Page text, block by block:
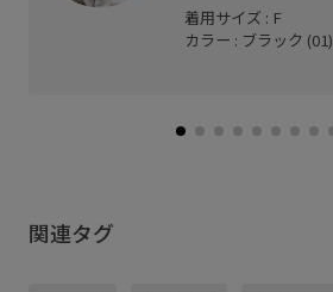
着用サイズ : F
カラー : ブラック (01)
関連タグ